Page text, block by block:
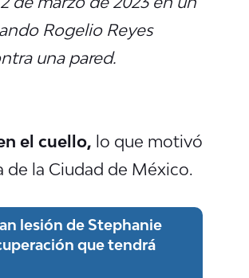
Rogelio Reyes
una pared.
el cuello, lo que motivó
de la Ciudad de México.
lesión de Stephanie
que tendrá